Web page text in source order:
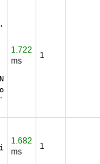
tr.`zipcode_to`
IN(0,
1.722
ms
1
=
1.682
ms
1